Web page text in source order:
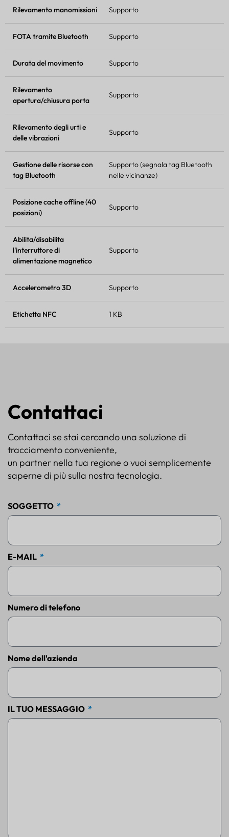
Rilevamento manomissioni Supporto
FOTAtramite Bluetooth Supporto
Durata del movimento Supporto
Rilevamento
apertura/chiusura porta
Supporto
Rilevamento degli urti e
delle vibrazioni
Supporto
Gestione delle risorse con
tag Bluetooth
Supporto (segnala tag Bluetooth
nelle vicinanze)
Posizione cache offline (40
posizioni)
Supporto
Abilita/disabilita
l'interruttore di
alimentazione magnetico
Supporto
Accelerometro 3D Supporto
Etichetta NFC 1 KB
Contattaci
Contattaci se stai cercando una soluzione di
tracciamento conveniente,
un partner nella tua regione o vuoi semplicemente
saperne di più sulla nostra tecnologia.
SOGGETTO
E-MAIL
Numero di telefono
Nome dell'azienda
IL TUO MESSAGGIO